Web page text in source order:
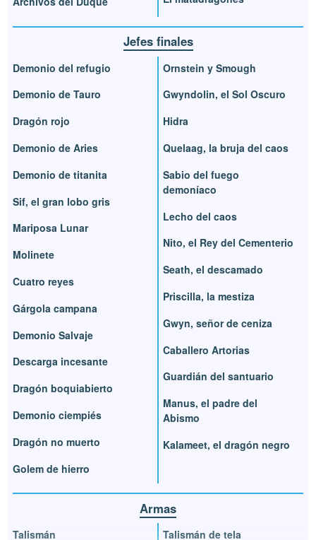
Jefes finales
Demonio del refugio
Demonio de Tauro
Dragón rojo
Demonio de Aries
Demonio de titanita
Sif, el gran lobo gris
Mariposa Lunar
Molinete
Cuatro reyes
Gárgola campana
Demonio Salvaje
Descarga incesante
Dragón boquiabierto
Demonio ciempiés
Dragón no muerto
Golem de hierro
Ornstein y Smough
Gwyndolin, el Sol Oscuro
Hidra
Quelaag, la bruja del caos
Sabio del fuego
demoníaco
Lecho del caos
Nito, el Rey del Cementerio
Seath, el descamado
Priscilla, la mestiza
Gwyn, señor de ceniza
Caballero Artorias
Guardián del santuario
Manus, el padre del
Abismo
Kalameet, el dragón negro
Armas
Talismán
Talismán de tela